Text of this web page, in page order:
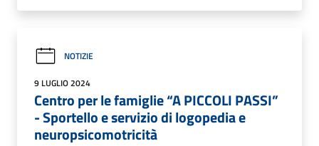
NOTIZIE
9 LUGLIO 2024
Centro per le famiglie “A PICCOLI PASSI”
- Sportello e servizio di logopedia e
neuropsicomotricità